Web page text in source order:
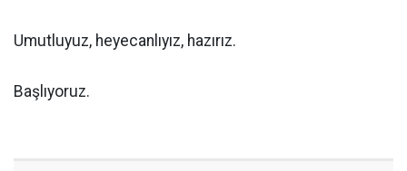
Umutluyuz, heyecanlıyız, hazırız.
Başlıyoruz.